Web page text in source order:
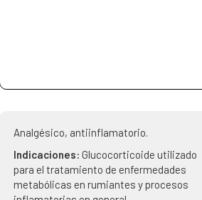
Analgésico, antiinflamatorio.
Indicaciones:Glucocorticoide utilizado
para el tratamiento de enfermedades
metabólicas en rumiantes y procesos